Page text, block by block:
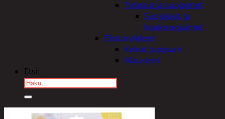
Työasut ja suojaimet
Suojalasit ja
kuulosuojaimet
Elintarvikkeet
Keksit ja piparit
Mausteet
Etsi:
Ostoskori /0,00€